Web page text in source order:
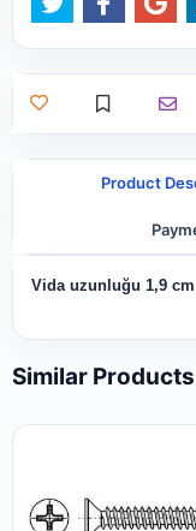
Product
Vida uzunluğu 1,9 cm
Similar Products